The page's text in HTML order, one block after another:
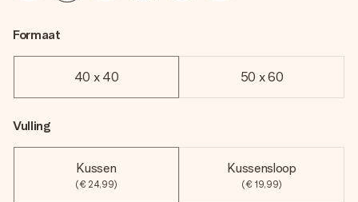
Formaat
40 x 40 50 x 60
Vulling
Kussen
(€ 24,99)
Kussensloop
(€ 19,99)